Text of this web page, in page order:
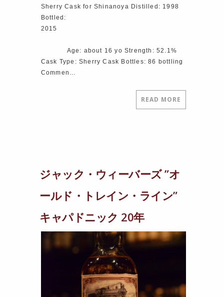
Sherry Cask for Shinanoya Distilled: 1998
Bottled:
2015
Age: about 16 yo Strength: 52.1%
Cask Type: Sherry Cask Bottles: 86 bottling
Commen…
READ MORE
ジャック・ウィーバーズ ”オ
ールド・トレイン・ライン”
キャパドニック 20年